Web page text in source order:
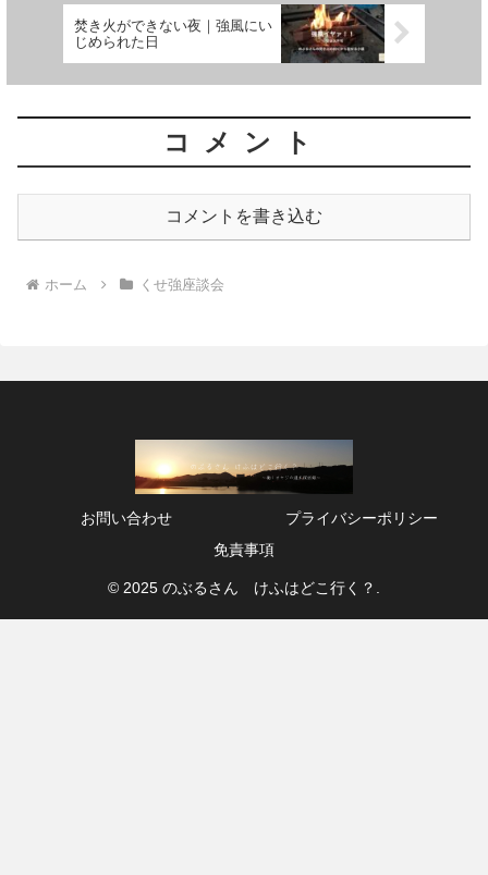
焚き火ができない夜｜強風にい
じめられた日
コメント
コメントを書き込む
ホーム くせ強座談会
お問い合わせ
プライバシーポリシー
免責事項
© 2025 のぶるさん けふはどこ行く？.